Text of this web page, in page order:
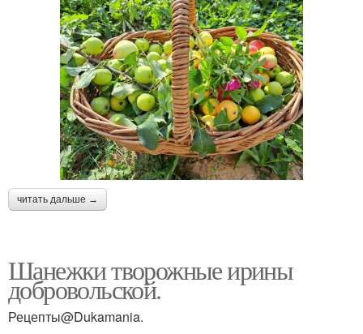
читать дальше →
Шанежки творожные ирины
добровольской.
Рецепты@Dukamania.